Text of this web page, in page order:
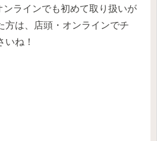
ラインでも初めて取り扱いが
方は、店頭・オンラインでチ
いね！